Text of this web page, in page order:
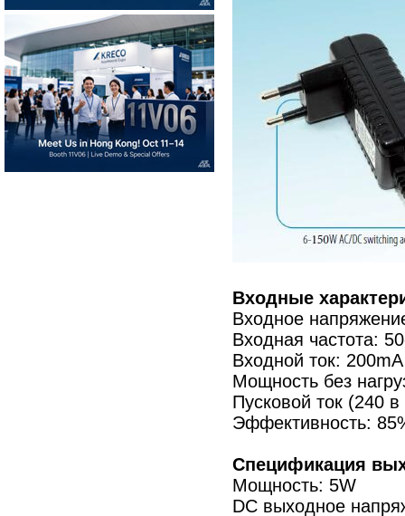
Входные
Входное
Входная частота:
Входной ток:
Мощность без
Пусковой ток (240
Эффективность:
Спецификация
Мощность: 5W
DC выходное